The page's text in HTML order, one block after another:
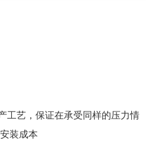
工艺，保证在承受同样的压力情
装成本